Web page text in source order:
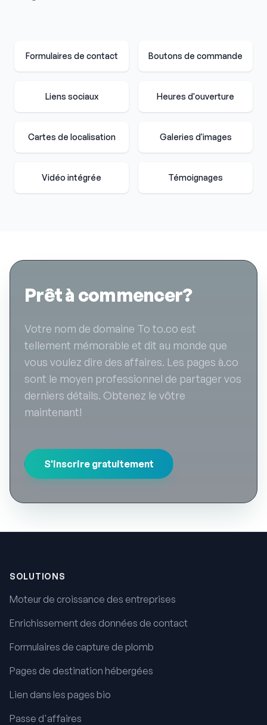
Formulaires de contact Boutons de commande
Liens sociaux Heures d'ouverture
Cartes de localisation Galeries d'images
Vidéo intégrée Témoignages
Prêt à commencer?
Votre nom de domaine To to.co est
tellement mémorable et dit au monde que
vous voulez dire des affaires. Les pages à.co
sont le moyen professionnel de partager vos
derniers détails. Obtenez le vôtre
maintenant!
S'inscrire gratuitement
SOLUTIONS
Moteur de croissance des entreprises
Enrichissement des données de contact
Formulaires de capture de plomb
Pages de destination hébergées
Lien dans les pages bio
Passe d'affaires